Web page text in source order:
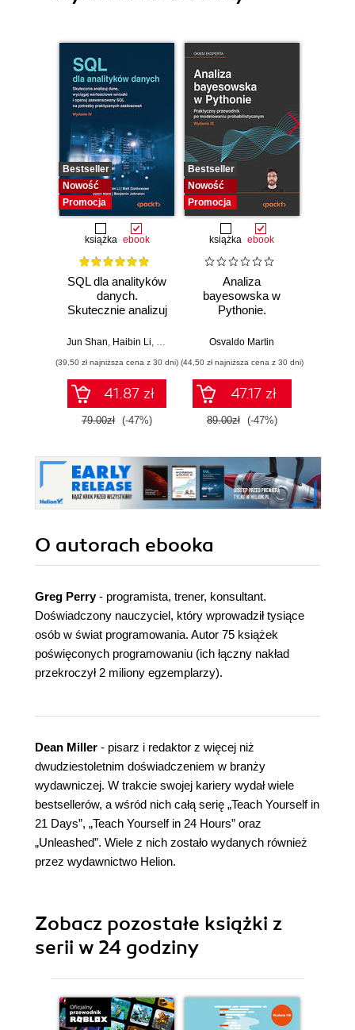
Bestseller
Nowość
Promocja
książka ebook
SQL dla analityków
danych.
Skutecznie analizuj
wartościowe
zaawansowany
SQL na potrzeby
praktycznych
zastosowań.
Wydanie IV
Jun Shan, Haibin Li, Matt Goldwasser, Upom Malik
(39,50 zł najniższa cena z 30 dni)
41.87 zł
79.00zł (-47%)
Bestseller
Nowość
Promocja
książka ebook
Analiza
bayesowska w
Pythonie.
przewodnik po
probabilistycznym.
Wydanie III
Osvaldo Martin
(44,50 zł najniższa cena z 30 dni)
47.17 zł
89.00zł (-47%)
O autorach ebooka
Greg Perry- programista, trener, konsultant.
Doświadczony nauczyciel, który wprowadził tysiące
osób w świat programowania. Autor 75 książek
poświęconych programowaniu (ich łączny nakład
przekroczył 2 miliony egzemplarzy).
Dean Miller - pisarz i redaktor z więcej niż
dwudziestoletnim doświadczeniem w branży
wydawniczej. W trakcie swojej kariery wydał wiele
bestsellerów, a wśród nich całą serię „Teach Yourself in
21 Days”, „Teach Yourself in 24 Hours” oraz
„Unleashed”. Wiele z nich zostało wydanych również
przez wydawnictwo Helion.
Zobacz pozostałe książki z
serii w 24 godziny